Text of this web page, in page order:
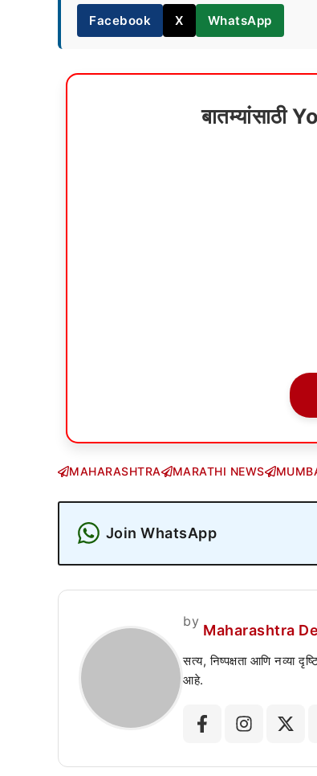
Facebook X WhatsApp
MAHARASHTRA MARATHI NEWS
Join WhatsApp
by
Maharashtra
सत्य, निष्पक्षता आणि नव्या
आहे.